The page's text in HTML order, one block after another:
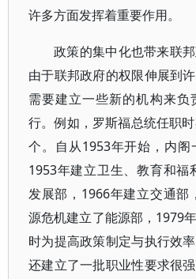
许多方面发挥着重要作用。
政策的集中化也带来联
由于联邦政府的权限伸展到
需要建立一些新的机构来
行。例如，罗斯福总统任职
个。自从1953年开始，内
1953年建立卫生、教育和福
发展部，1966年建立交通部
源危机建立了能源部，1979
时为提高政策制定与执行效
还建立了一批职业性要求很